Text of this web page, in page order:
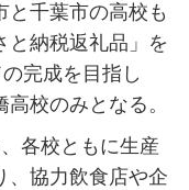
と千葉市の高校も
と納税返礼品」を
完成を目指し
校のみとなる。
各校ともに生産
、協力飲食店や企